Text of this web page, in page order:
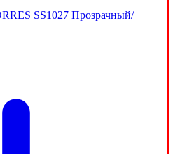
SS1027 Прозрачный/